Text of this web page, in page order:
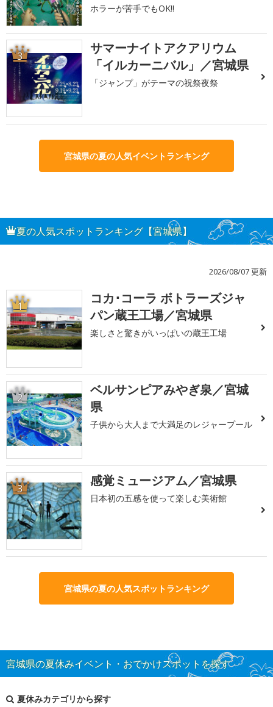
ホラーが苦手でもOK!!
3
サマーナイトアクアリウム
「イルカーニバル」／宮城県
「ジャンプ」がテーマの祝祭夜祭
宮城県の夏の人気イベントランキング
夏の人気スポットランキング【宮城県】
2026/08/07 更新
1
コカ･コーラ ボトラーズジャ
パン蔵王工場／宮城県
楽しさと驚きがいっぱいの蔵王工場
2
ベルサンピアみやぎ泉／宮城
県
子供から大人まで大満足のレジャープール
3 感覚ミュージアム／宮城県
日本初の五感を使って楽しむ美術館
宮城県の夏の人気スポットランキング
宮城県の夏休みイベント・おでかけスポットを探す
夏休みカテゴリから探す